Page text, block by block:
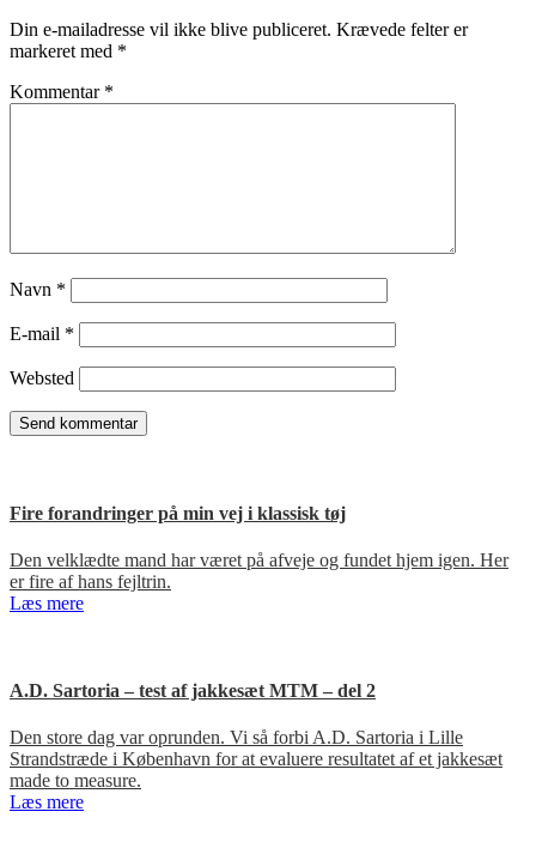
Din e-mailadresse vil ikke blive publiceret. Krævede felter er
markeret med *
Kommentar *
Navn *
E-mail *
Websted
Fire forandringer på min vej i klassisk tøj
Den velklædte mand har været på afveje og fundet hjem igen. Her
er fire af hans fejltrin.
Læs mere
A.D. Sartoria – test af jakkesæt MTM – del 2
Den store dag var oprunden. Vi så forbi A.D. Sartoria i Lille
Strandstræde i København for at evaluere resultatet af et jakkesæt
made to measure.
Læs mere